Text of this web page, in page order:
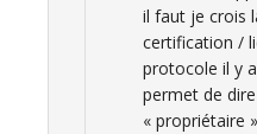
il faut je crois
certification /
protocole il y
permet de
« propriétaire